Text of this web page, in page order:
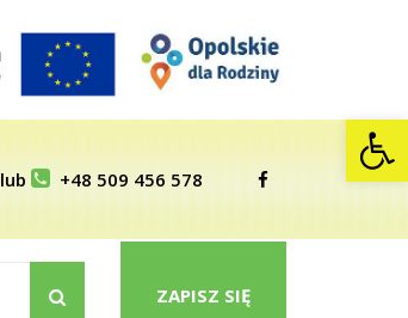
lub +48 509 456 578
ZAPISZ SIĘ